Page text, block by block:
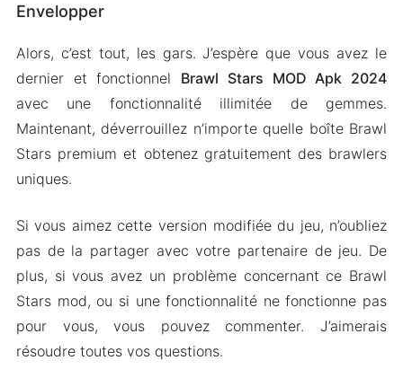
Envelopper
Alors, c’est tout, les gars. J’espère que vous avez le
dernier et fonctionnel Brawl Stars MOD Apk 2024
avec une fonctionnalité illimitée de gemmes.
Maintenant, déverrouillez n’importe quelle boîte Brawl
Stars premium et obtenez gratuitement des brawlers
uniques.
Si vous aimez cette version modifiée du jeu, n’oubliez
pas de la partager avec votre partenaire de jeu. De
plus, si vous avez un problème concernant ce Brawl
Stars mod, ou si une fonctionnalité ne fonctionne pas
pour vous, vous pouvez commenter. J’aimerais
résoudre toutes vos questions.